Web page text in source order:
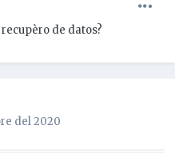
de datos?
del 2020